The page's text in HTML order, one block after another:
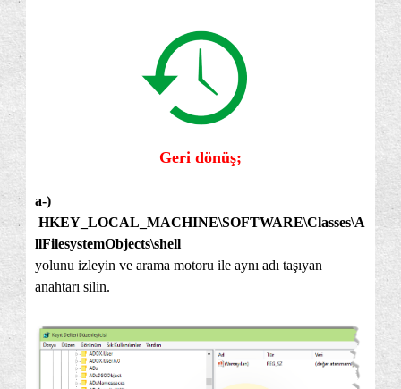
Geri dönüş;
a-)
HKEY_LOCAL_MACHINE\SOFTWARE\Classes\A
llFilesystemObjects\shell
yolunu izleyin ve arama motoru ile aynı adı taşıyan
anahtarı silin.